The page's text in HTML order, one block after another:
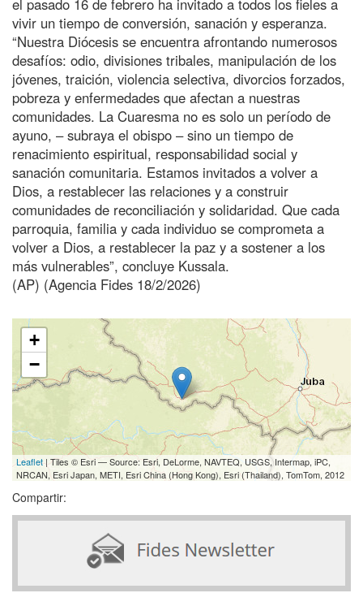
el pasado 16 de febrero ha invitado a todos los fieles a
vivir un tiempo de conversión, sanación y esperanza.
“Nuestra Diócesis se encuentra afrontando numerosos
desafíos: odio, divisiones tribales, manipulación de los
jóvenes, traición, violencia selectiva, divorcios forzados,
pobreza y enfermedades que afectan a nuestras
comunidades. La Cuaresma no es solo un período de
ayuno, – subraya el obispo – sino un tiempo de
renacimiento espiritual, responsabilidad social y
sanación comunitaria. Estamos invitados a volver a
Dios, a restablecer las relaciones y a construir
comunidades de reconciliación y solidaridad. Que cada
parroquia, familia y cada individuo se comprometa a
volver a Dios, a restablecer la paz y a sostener a los
más vulnerables”, concluye Kussala.
(AP) (Agencia Fides 18/2/2026)
+
−
Leaflet | Tiles © Esri — Source: Esri, DeLorme, NAVTEQ, USGS, Intermap, iPC,
NRCAN, Esri Japan, METI, Esri China (Hong Kong), Esri (Thailand), TomTom, 2012
Compartir: